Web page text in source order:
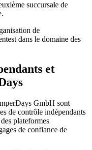
succursale de
de
dans le domaine des
et
GmbH sont
de contrôle indépendants
plateformes
de confiance de